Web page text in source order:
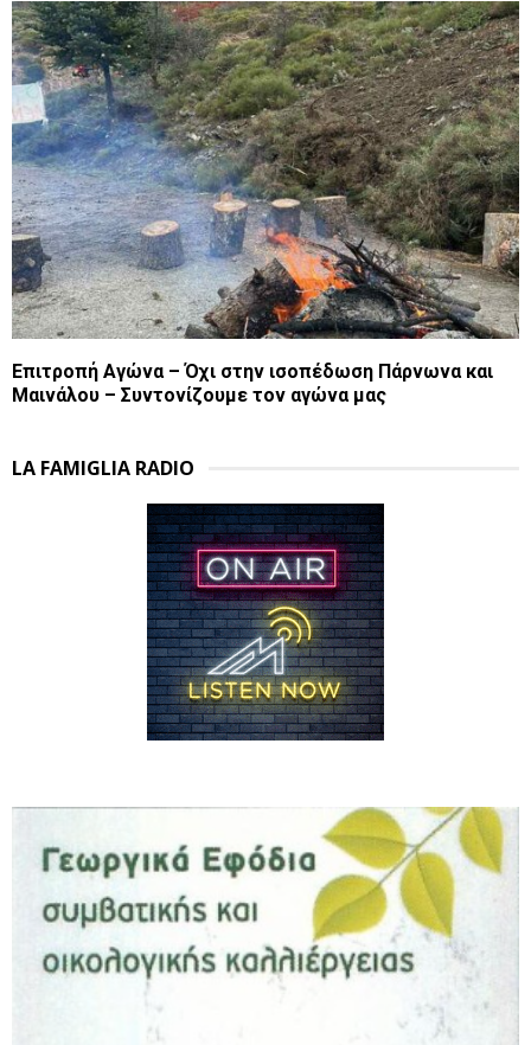
Επιτροπή Αγώνα – Όχι στην ισοπέδωση Πάρνωνα και
Μαινάλου – Συντονίζουμε τον αγώνα μας
LA FAMIGLIA RADIO